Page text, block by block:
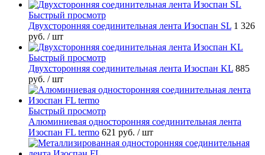
Быстрый просмотр
Двухсторонняя соединительная лента Изоспан SL 1 326
руб. / шт
Быстрый просмотр
Двухсторонняя соединительная лента Изоспан KL 885
руб. / шт
Быстрый просмотр
Алюминиевая односторонняя соединительная лента
Изоспан FL termo 621 руб. / шт